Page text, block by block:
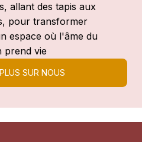
allant des tapis aux
pour transformer
espace où l'âme du
prend vie
SUR NOUS